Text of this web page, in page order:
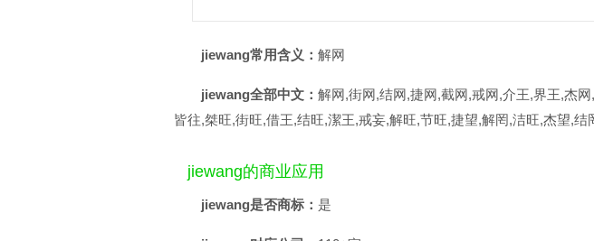
jiewang常用含义： 解网
jiewang全部中文： 解网,街网,结网,捷网,截网,戒网,介王,界王,杰
皆往,桀旺,街旺,借王,结旺,潔王,戒妄,解旺,节旺,捷望,解罔,洁旺,杰望,结
jiewang的商业应用
jiewang是否商标： 是